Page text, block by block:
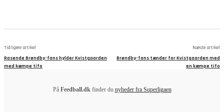
Tidligere artikel
Rasende Brøndby-fans hylder Kvistgaarden
med kæmpe tifo
Næste artikel
Brøndby-fans tænder for Kvistgaarden med
en kæmpe tifo
På Feedball.dkfinder du nyheder fra Superligaen